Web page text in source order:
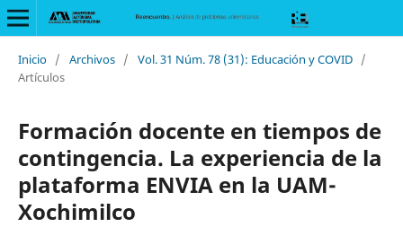
Inicio / Archivos / Vol. 31 Núm. 78 (31): Educación y COVID /
Artículos
Formación docente en tiempos de
contingencia. La experiencia de la
plataforma ENVIA en la UAM-
Xochimilco